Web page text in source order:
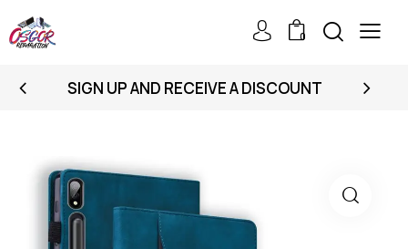
0
SIGN UP AND RECEIVE A DISCOUNT